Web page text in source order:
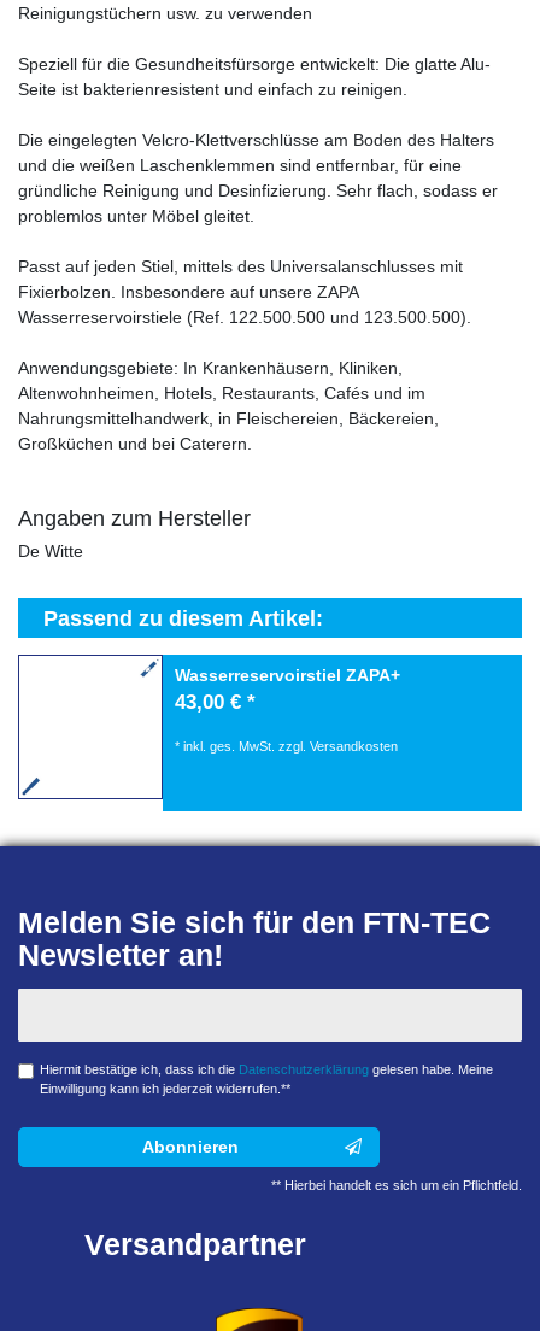
Reinigungstüchern usw. zu verwenden
Speziell für die Gesundheitsfürsorge entwickelt: Die glatte Alu-
Seite ist bakterienresistent und einfach zu reinigen.
Die eingelegten Velcro-Klettverschlüsse am Boden des Halters
und die weißen Laschenklemmen sind entfernbar, für eine
gründliche Reinigung und Desinfizierung. Sehr flach, sodass er
problemlos unter Möbel gleitet.
Passt auf jeden Stiel, mittels des Universalanschlusses mit
Fixierbolzen. Insbesondere auf unsere ZAPA
Wasserreservoirstiele (Ref. 122.500.500 und 123.500.500).
Anwendungsgebiete: In Krankenhäusern, Kliniken,
Altenwohnheimen, Hotels, Restaurants, Cafés und im
Nahrungsmittelhandwerk, in Fleischereien, Bäckereien,
Großküchen und bei Caterern.
Angaben zum Hersteller
De Witte
Passend zu diesem Artikel:
Wasserreservoirstiel ZAPA+
43,00 € *
* inkl. ges. MwSt. zzgl. Versandkosten
Melden Sie sich für den FTN-TEC
Newsletter an!
Hiermit bestätige ich, dass ich die Daten­schutz­erklärunggelesen habe. Meine
Einwilligung kann ich jederzeit widerrufen.**
Abonnieren
** Hierbei handelt es sich um ein Pflichtfeld.
Versandpartner